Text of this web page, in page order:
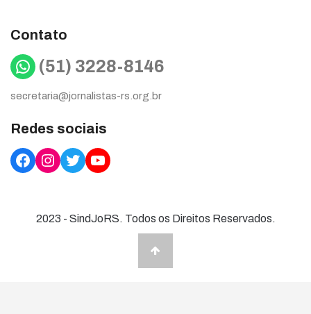
Contato
WhatsApp
(51) 3228-8146
secretaria@jornalistas-rs.org.br
Redes sociais
Facebook
Instagram
TwitterYouTube
2023 - SindJoRS. Todos os Direitos Reservados.